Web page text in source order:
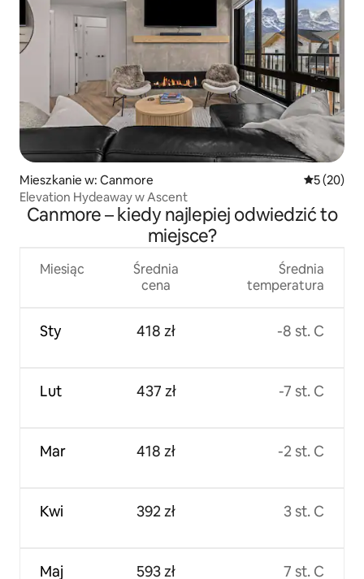
Mieszkanie w: Canmore Średnia
5 (20)
Elevation Hydeaway w Ascent
Canmore – kiedy najlepiej odwiedzić to
miejsce?
Miesiąc
Sty
Lut
Mar
Kwi
Maj
Średnia
cena
418 zł
437 zł
418 zł
392 zł
593 zł
Średnia
temperatura
-8 st. C
-7 st. C
-2 st. C
3 st. C
7 st. C